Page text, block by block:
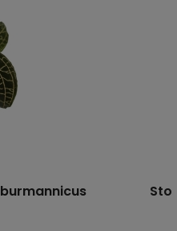
siamensis 'white